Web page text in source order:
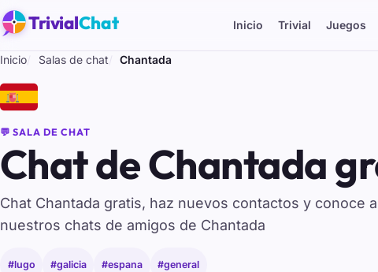
TrivialChat Inicio Trivial Juegos
Inicio Salas de chat Chantada
🇪🇸
💬 SALA DE CHAT
Chat de Chantada
Chat Chantada gratis, haz nuevos contactos y conoce
nuestros chats de amigos de Chantada
#lugo #galicia #espana #general